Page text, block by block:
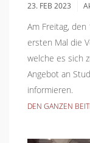
23. FEB 2023
Am Freitag,
ersten Mal die
welche es sich
Angebot an
informieren.
DEN GANZEN